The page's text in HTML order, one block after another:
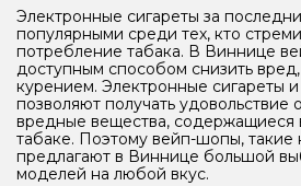
Электронные сигареты за
популярными среди тех, кто
потребление табака. В Виннице
доступным способом снизить
курением. Электронные сигареты
позволяют получать удовольствие
вредные вещества, содержащиеся
табаке. Поэтому вейп-шопы, такие
предлагают в Виннице большой
моделей на любой вкус.